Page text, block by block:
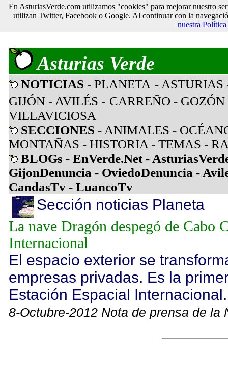
Asturias Verde
NOTICIAS - PLANETA - ASTURIAS
GIJÓN - AVILÉS - CARREÑO - GOZÓN
VILLAVICIOSA
SECCIONES - ANIMALES -
MONTAÑAS - HISTORIA - TEMAS -
BLOGs - EnVerde.Net-
GijonDenuncia - OviedoDenuncia -
CandasTv - LuancoTv
Sección noticias Planeta
La nave Dragón despegó de Cabo
Internacional
El espacio exterior se
empresas privadas. Es la
Estación Espacial Internacional.
8-Octubre-2012 Nota de prensa de la
En AsturiasVerde.com utilizamos "cookies" para mejorar nuestro
utilizan Twitter, Facebook o Google. Al continuar con la
nuestra